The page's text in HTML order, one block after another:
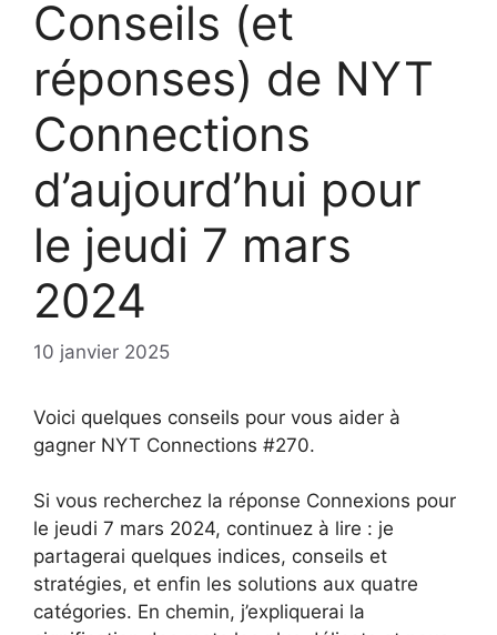
Conseils (et
réponses) de NYT
Connections
d’aujourd’hui pour
le jeudi 7 mars
2024
10 janvier 2025
Voici quelques conseils pour vous aider à
gagner NYT Connections #270.
Si vous recherchez la réponse Connexions pour
le jeudi 7 mars 2024, continuez à lire : je
partagerai quelques indices, conseils et
stratégies, et enfin les solutions aux quatre
catégories. En chemin, j’expliquerai la